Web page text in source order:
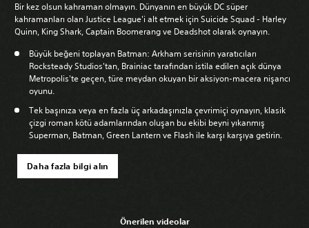
Bir kez olsun kahraman olmayın. Dünyanın en büyük DC süper
kahramanları olan Justice League'i alt etmek için Suicide Squad - Harley
Quinn, King Shark, Captain Boomerang ve Deadshot olarak oynayın.
Büyük beğeni toplayan Batman: Arkham serisinin yaratıcıları
Rocksteady Studios'tan, Brainiac tarafından istila edilen açık dünya
Metropolis'te geçen, türe meydan okuyan bir aksiyon-macera nişancı
oyunu.
Tek başınıza veya en fazla üç arkadaşınızla çevrimiçi oynayın, klasik
çizgi roman kötü adamlarından oluşan bu ekibi beyni yıkanmış
Superman, Batman, Green Lantern ve Flash ile karşı karşıya getirin.
Daha fazla bilgi alın
Önerilen videolar